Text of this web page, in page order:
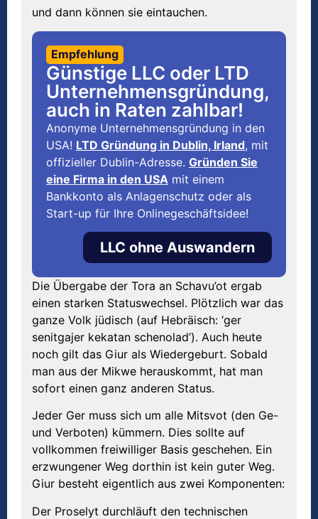
und dann können sie eintauchen.
Empfehlung
Günstige LLC oder LTD
Unternehmensgründung,
auch in Raten zahlbar!
Anonyme Unternehmensgründung in den
USA! LTD Gründung in Dublin, Irland, mit
offizieller Dublin-Adresse. Gründen Sie
eine Firma in den USA mit einem
Bankkonto als Anlagenschutz oder als
Start-up für Ihre Onlinegeschäftsidee!
LLC ohne Auswandern
Die Übergabe der Tora an Schavu’ot ergab
einen starken Statuswechsel. Plötzlich war das
ganze Volk jüdisch (auf Hebräisch: ‘ger
senitgajer kekatan schenolad’). Auch heute
noch gilt das Giur als Wiedergeburt. Sobald
man aus der Mikwe herauskommt, hat man
sofort einen ganz anderen Status.
Jeder Ger muss sich um alle Mitsvot (den Ge-
und Verboten) kümmern. Dies sollte auf
vollkommen freiwilliger Basis geschehen. Ein
erzwungener Weg dorthin ist kein guter Weg.
Giur besteht eigentlich aus zwei Komponenten:
Der Proselyt durchläuft den technischen